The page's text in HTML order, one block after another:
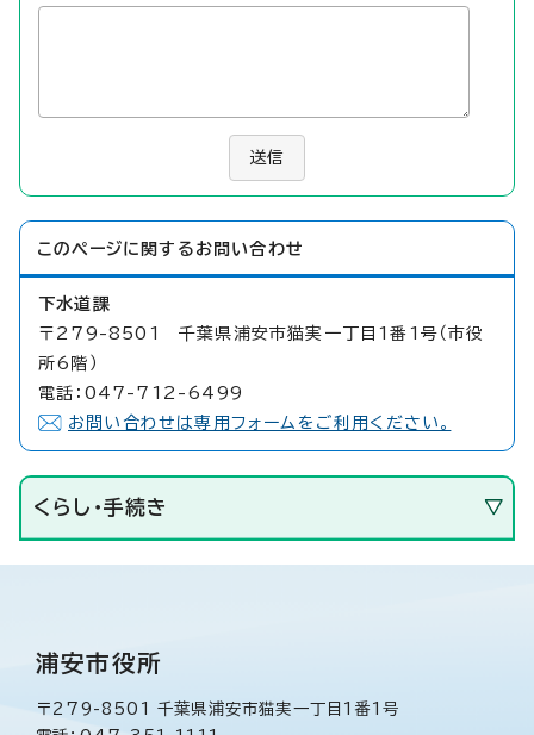
送信
このページに関する お問い合わせ
下水道課
〒279-8501 千葉県浦安市猫実一丁目1番1号（市役
所6階）
電話：047-712-6499
お問い合わせは専用フォームをご利用ください。
くらし・手続き
浦安市役所
〒279-8501 千葉県浦安市猫実一丁目1番1号